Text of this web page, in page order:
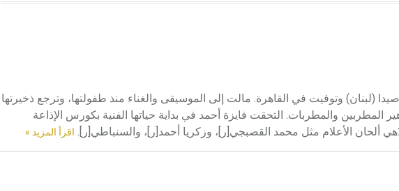
فايزة أحمد في صيدا (لبنان) وتوفيت في القاهرة. مالت إلى الموسيقى والغناء منذ طفولتها، وترجع ذخيرتها
المطربين والمطربات. التحقت فايزة أحمد في بداية حياتها الفنية بكورس الإذاعة
ألحان الأعلام مثل محمد القصبجي[ر]، وزكريا أحمد[ر]، والسنباطي[ر]. اقرأ المزيد »